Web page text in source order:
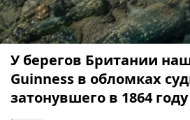
У берегов Британии
Guinness в обломках
затонувшего в 1864 году